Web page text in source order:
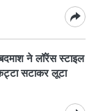
बदमाश ने लॉरेंस स्टाइल
सटाकर लूटा